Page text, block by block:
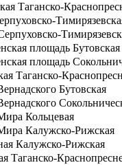
Таганско-
площадь Бутовская
площадь
Таганско-
Бутовская
Кольцевая
Калужско-Рижская
Калужско-Рижская
Таганско-